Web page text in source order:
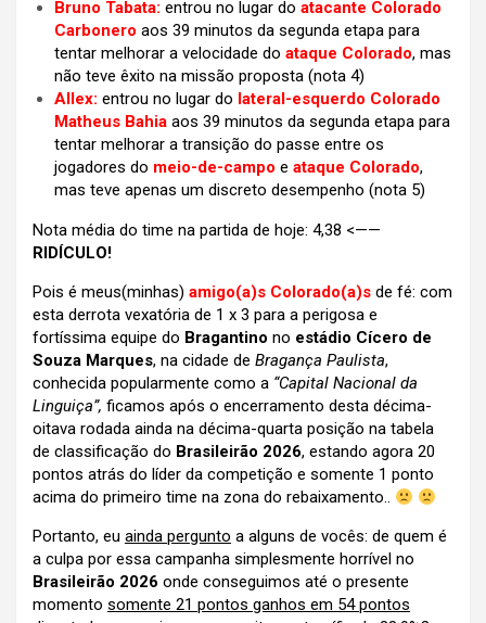
Bruno Tabata: entrou no lugar do atacante Colorado
Carbonero aos 39 minutos da segunda etapa para
tentar melhorar a velocidade do ataque Colorado, mas
não teve êxito na missão proposta (nota 4)
Allex: entrou no lugar do lateral-esquerdo Colorado
Matheus Bahia aos 39 minutos da segunda etapa para
tentar melhorar a transição do passe entre os
jogadores do meio-de-campo e ataque Colorado,
mas teve apenas um discreto desempenho (nota 5)
Nota média do time na partida de hoje: 4,38 <——
RIDÍCULO!
Pois é meus(minhas) amigo(a)s Colorado(a)s de fé: com
esta derrota vexatória de 1 x 3 para a perigosa e
fortíssima equipe do Bragantino no estádio Cícero de
Souza Marques, na cidade de Bragança Paulista,
conhecida popularmente como a “Capital Nacional da
Linguiça”, ficamos após o encerramento desta décima-
oitava rodada ainda na décima-quarta posição na tabela
de classificação do Brasileirão 2026, estando agora 20
pontos atrás do líder da competição e somente 1 ponto
acima do primeiro time na zona do rebaixamento..
Portanto, eu ainda pergunto a alguns de vocês: de quem é
a culpa por essa campanha simplesmente horrível no
Brasileirão 2026 onde conseguimos até o presente
momento somente 21 pontos ganhos em 54 pontos